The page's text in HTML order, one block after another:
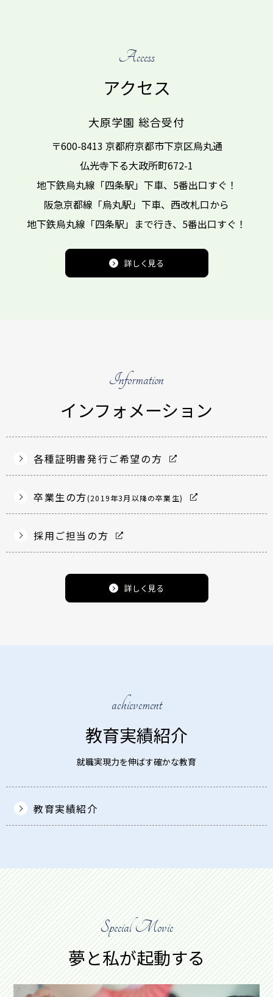
Access
アクセス
大原学園 総合受付
〒600-8413 京都府京都市下京区烏丸通
仏光寺下る大政所町672-1
地下鉄烏丸線「四条駅」下車、 5番出口すぐ！
阪急京都線「烏丸駅」下車、西改札口から
地下鉄烏丸線「四条駅」まで行き、 5番出口すぐ！
詳しく見る
Information
インフォメーション
各種証明書発行ご希望の方
卒業生の方(2019年3月以降の卒業生)
採用ご担当の方
詳しく見る
achievement
教育実績紹介
就職実現力を伸ばす確かな教育
教育実績紹介
Special Movie
夢と私が起動する